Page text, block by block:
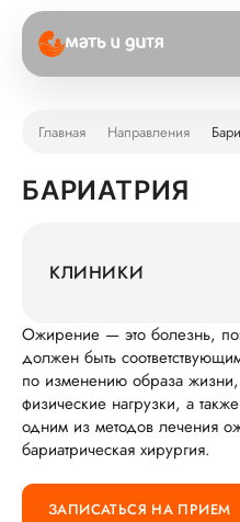
Главная Направления
БАРИАТРИЯ
Ожирение — это болезнь,
должен быть
по изменению образа
физические нагрузки, а
одним из методов лечения
бариатрическая хирургия.
ЗАПИСАТЬСЯ НА ПРИЕМ
КЛИНИКИ